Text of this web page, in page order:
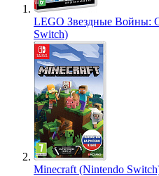
LEGO Звездные Войны:
Switch)
Minecraft (Nintendo